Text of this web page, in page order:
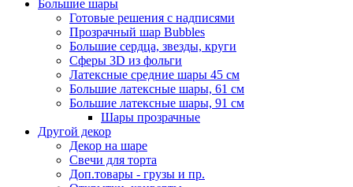
Большие шары
Готовые решения с надписями
Прозрачный шар Bubbles
Большие сердца, звезды, круги
Сферы 3D из фольги
Латексные средние шары 45 см
Большие латексные шары, 61 см
Большие латексные шары, 91 см
Шары прозрачные
Другой декор
Декор на шаре
Свечи для торта
Доп.товары - грузы и пр.